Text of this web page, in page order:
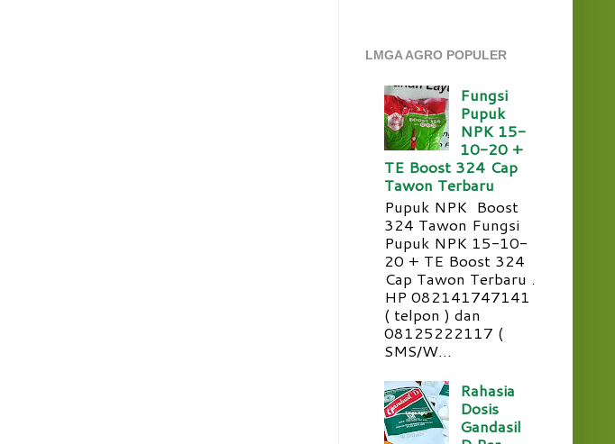
LMGA AGRO POPULER
Fungsi
Pupuk
NPK 15-
10-20 +
TE Boost 324 Cap
Tawon Terbaru
Pupuk NPK Boost
324 Tawon Fungsi
Pupuk NPK 15-10-
20 + TE Boost 324
Cap Tawon Terbaru .
HP 082141747141
( telpon ) dan
08125222117 (
SMS/W...
Rahasia
Dosis
Gandasil